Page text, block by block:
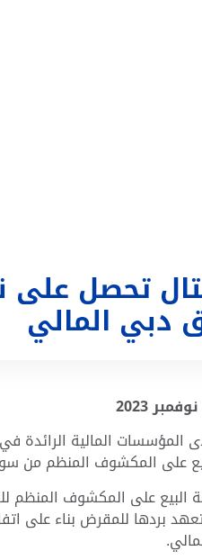
تحصل
دبي المالي
2023
المالية الرائدة في
على المكشوف المنظم من
البيع على المكشوف المنظم
بردها للمقرض بناء على